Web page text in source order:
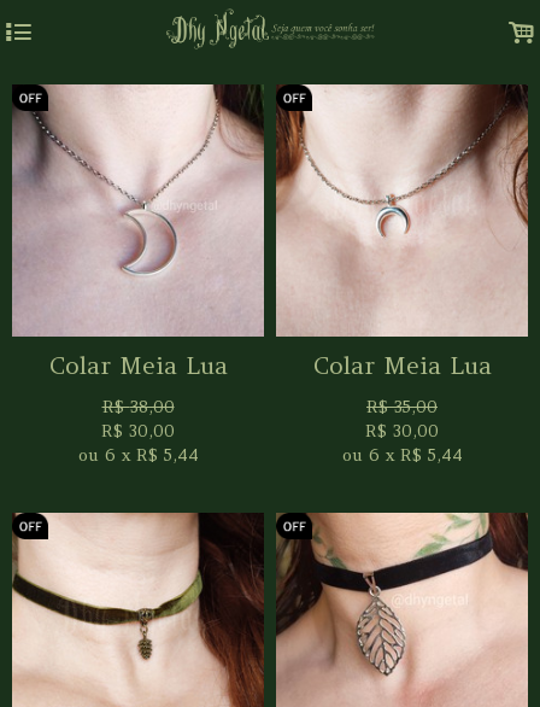
4 .
Colar Meia Lua
R$38,00
R$ 30,00
ou 6 x R$ 5,44
Colar Meia Lua
R$35,00
R$ 30,00
ou 6 x R$ 5,44